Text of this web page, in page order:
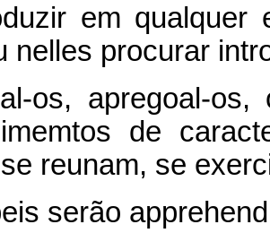
em qualquer
nelles procurar
os, apregoal-
de
reunam, se
serão